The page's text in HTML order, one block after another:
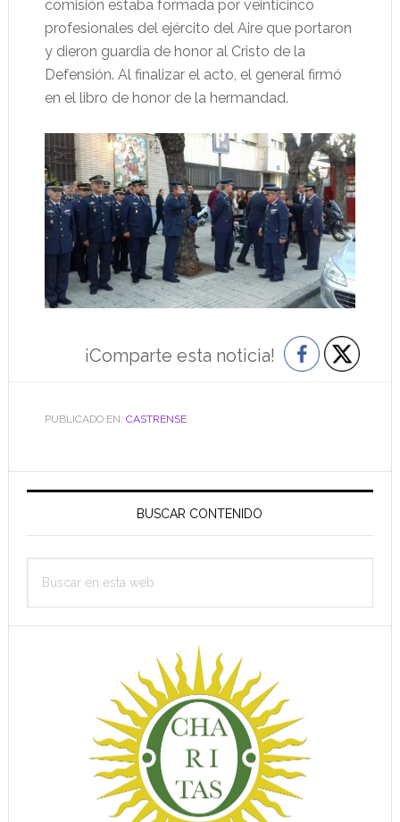
comisión estaba formada por veinticinco
profesionales del ejército del Aire que portaron
y dieron guardia de honor al Cristo de la
Defensión. Al finalizar el acto, el general firmó
en el libro de honor de la hermandad.
¡Comparte esta noticia!
PUBLICADO EN: CASTRENSE
Barra
principal
BUSCAR CONTENIDO